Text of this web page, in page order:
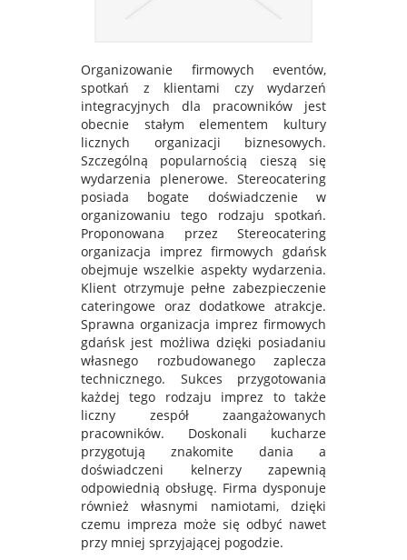
Organizowanie firmowych eventów,
spotkań z klientami czy wydarzeń
integracyjnych dla pracowników jest
obecnie stałym elementem kultury
licznych organizacji biznesowych.
Szczególną popularnością cieszą się
wydarzenia plenerowe. Stereocatering
posiada bogate doświadczenie w
organizowaniu tego rodzaju spotkań.
Proponowana przez Stereocatering
organizacja imprez firmowych gdańsk
obejmuje wszelkie aspekty wydarzenia.
Klient otrzymuje pełne zabezpieczenie
cateringowe oraz dodatkowe atrakcje.
Sprawna organizacja imprez firmowych
gdańsk jest możliwa dzięki posiadaniu
własnego rozbudowanego zaplecza
technicznego. Sukces przygotowania
każdej tego rodzaju imprez to także
liczny zespół zaangażowanych
pracowników. Doskonali kucharze
przygotują znakomite dania a
doświadczeni kelnerzy zapewnią
odpowiednią obsługę. Firma dysponuje
również własnymi namiotami, dzięki
czemu impreza może się odbyć nawet
przy mniej sprzyjającej pogodzie.